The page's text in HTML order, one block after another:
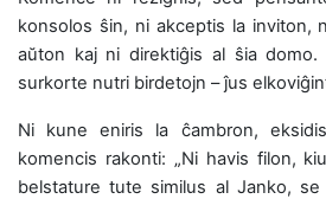
konsolos ŝin, ni akceptis la inviton,
aŭton kaj ni direktiĝis al ŝia
surkorte nutri birdetojn – ĵus
Ni kune eniris la ĉambron,
komencis rakonti: „Ni havis filon,
belstature tute similus al Janko,